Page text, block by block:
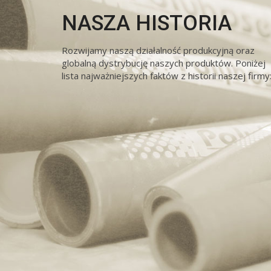
NASZA HISTORIA
Rozwijamy naszą działalność produkcyjną oraz
globalną dystrybucję naszych produktów. Poniżej
lista najważniejszych faktów z historii naszej firmy: